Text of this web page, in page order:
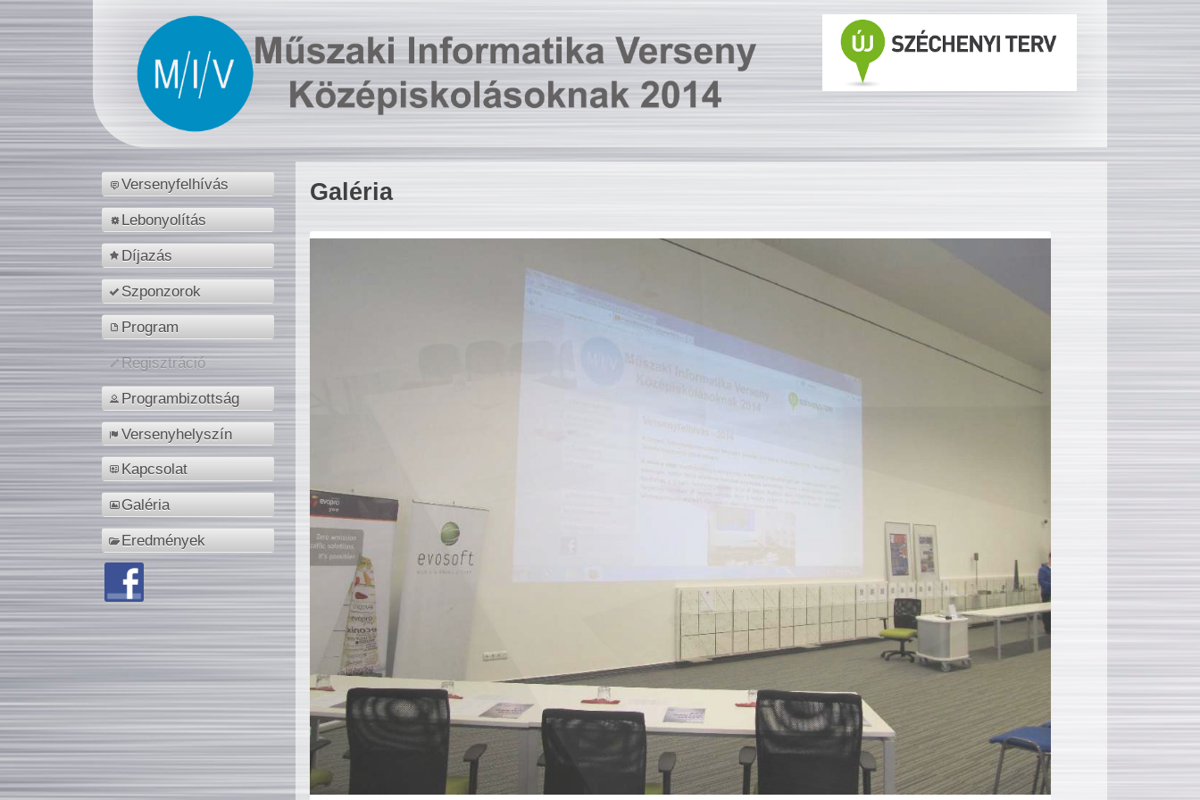
Versenyfelhívás
Lebonyolítás
Díjazás
Szponzorok
Program
Regisztráció
Programbizottság
Versenyhelyszín
Kapcsolat
Galéria
Eredmények
Galéria